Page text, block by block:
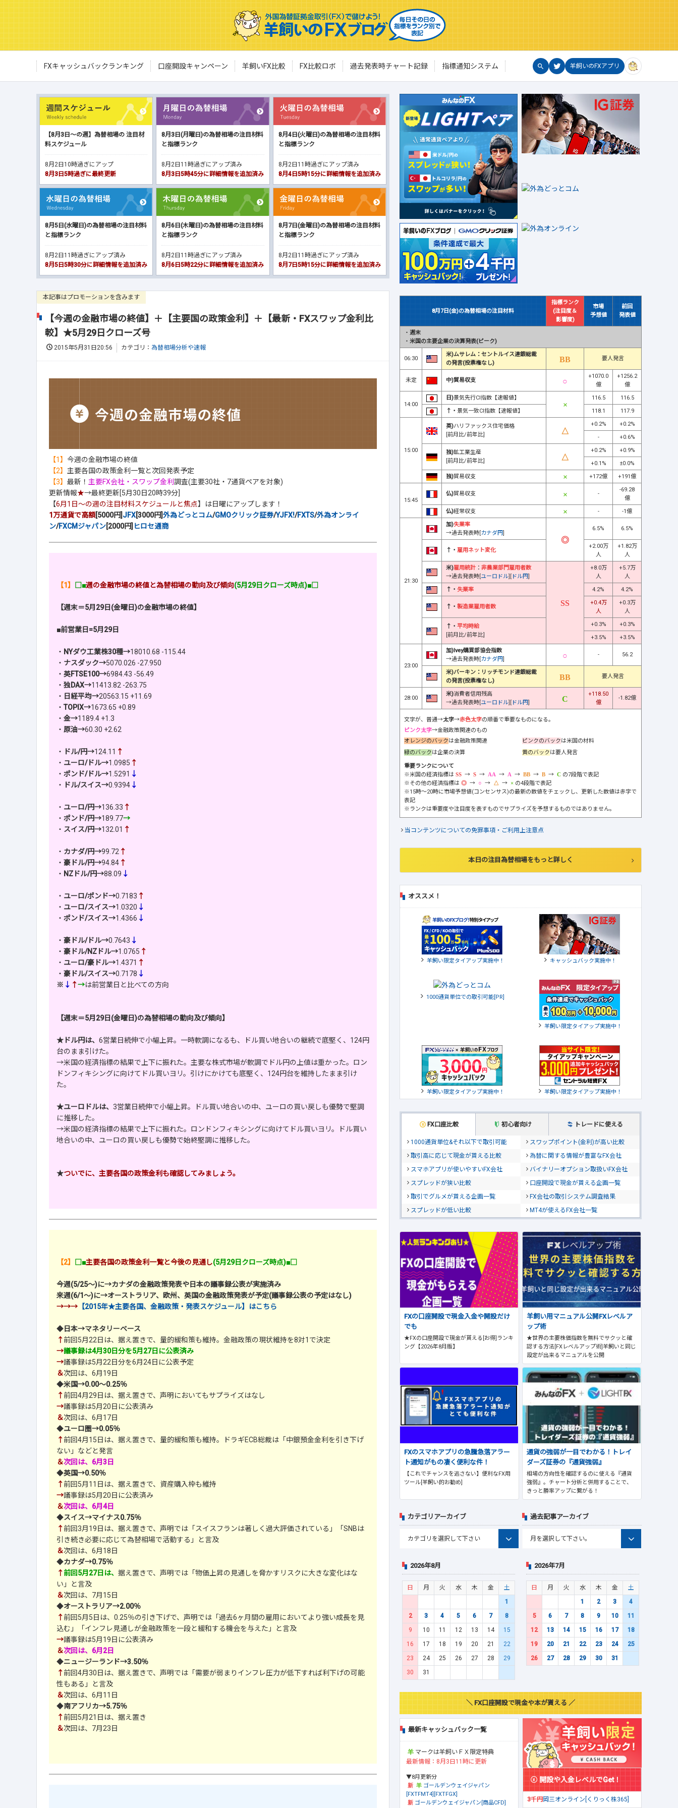
FXキャッシュバックランキング 口座開設キャンペーン 羊飼いFX比較 FX比較ロボ 過去発表時チャート記録 指標通知システム 羊飼いのFXアプリ
【8月3日～の週】為替相場の 注目材
料スケジュール
8月2日10時過ぎにアップ
8月3日5時過ぎに最終更新
8月3日(月曜日)の為替相場の注目材料
と指標ランク
8月2日11時過ぎにアップ済み
8月3日5時45分に詳細情報を追加済み
8月4日(火曜日)の為替相場の注目材料
と指標ランク
8月2日11時過ぎにアップ済み
8月4日5時15分に詳細情報を追加済み
8月5日(水曜日)の為替相場の注目材料
と指標ランク
8月2日11時過ぎにアップ済み
8月5日5時30分に詳細情報を追加済み
8月6日(木曜日)の為替相場の注目材料
と指標ランク
8月2日11時過ぎにアップ済み
8月6日5時22分に詳細情報を追加済み
8月7日(金曜日)の為替相場の注目材料
と指標ランク
8月2日11時過ぎにアップ済み
8月7日5時15分に詳細情報を追加済み
本記事はプロモーションを含みます
【今週の金融市場の終値】＋【主要国の政策金利】＋【最新・FXスワップ金利比
較】★5月29日クローズ号
2015年5月31日20:56 カテゴリ： 為替相場分析や速報
【1】 今週の金融市場の終値
【2】 主要各国の政策金利一覧と次回発表予定
【3】 最新！ 主要FX会社・スワップ金利 調査(主要30社・7通貨ペアを対象)
更新情報★→最終更新[5月30日20時39分]
【6月1日～の週の注目材料スケジュールと焦点】は日曜にアップします！
1万通貨で高額[5000円] JFX[3000円]外為どっとコム/GMOクリック証券/YJFX!/FXTS/外為オンライ
ン/FXCMジャパン[2000円] ヒロセ通商
【1】 □■週の金融市場の終値と為替相場の動向及び傾向(5月29日クローズ時点)■□
【週末＝5月29日(金曜日)の金融市場の終値】
■前営業日=5月29日
・ NYダウ工業株30種→18010.68 -115.44
・ ナスダック→5070.026 -27.950
・ 英FTSE100→6984.43 -56.49
・ 独DAX→11413.82 -263.75
・ 日経平均→20563.15 +11.69
・ TOPIX→1673.65 +0.89
・ 金→1189.4 +1.3
・ 原油→60.30 +2.62
・ ドル/円→124.11 ↑
・ ユーロ/ドル→1.0985 ↑
・ ポンド/ドル→1.5291 ↓
・
ドル/スイス→0.9394 ↓
・ ユーロ/円→136.33 ↑
・ ポンド/円→189.77→
・ スイス/円→132.01 ↑
・ カナダ/円→99.72 ↑
・ 豪ドル/円→94.84 ↑
・ NZドル/円→88.09 ↓
・ ユーロ/ポンド→0.7183 ↑
・ ユーロ/スイス→1.0320 ↓
・ ポンド/スイス→1.4366 ↓
・ 豪ドル/ドル→0.7643 ↓
・ 豪ドル/NZドル→1.0765 ↑
・ ユーロ/豪ドル→1.4371 ↑
・ 豪ドル/スイス→0.7178 ↓
※ ↓ ↑→は前営業日と比べての方向
【週末＝5月29日(金曜日)の為替相場の動向及び傾向】
★ドル円は、 6営業日続伸で小幅上昇。一時軟調になるも、ドル買い地合いの継続で底堅く、124円
台のまま引けた。
→米国の経済指標の結果で上下に振れた。主要な株式市場が軟調でドル円の上値は重かった。ロン
ドンフィキシングに向けてドル買いヨリ。引けにかけても底堅く、124円台を維持したまま引け
た。
★ユーロドルは、 3営業日続伸で小幅上昇。ドル買い地合いの中、ユーロの買い戻しも優勢で堅調
に推移した。
→米国の経済指標の結果で上下に振れた。ロンドンフィキシングに向けてドル買いヨリ。ドル買い
地合いの中、ユーロの買い戻しも優勢で始終堅調に推移した。
★ついでに、主要各国の政策金利も確認してみましょう。
【2】 □■主要各国の政策金利一覧と今後の見通し(5月29日クローズ時点)■□
今週(5/25～)に→カナダの金融政策発表や日本の議事録公表が実施済み
来週(6/1～)に→オーストラリア、欧州、英国の金融政策発表が予定(議事録公表の予定はなし)
→→→ 【2015年★主要各国、金融政策・発表スケジュール】はこちら
◆ 日本→マネタリーベース
↑前回5月22日は、据え置きで、量的緩和策も維持。金融政策の現状維持を8対1で決定
→議事録は4月30日分を5月27日に公表済み
→議事録は5月22日分を6月24日に公表予定
＆次回は、6月19日
◆米国→0.00～0.25％
↑前回4月29日は、据え置きで、声明においてもサプライズはなし
→議事録は5月20日に公表済み
＆次回は、6月17日
◆ユーロ圏→0.05％
↑前回4月15日は、据え置きで、量的緩和策も維持。ドラギECB総裁は「中銀預金金利を引き下げ
ない」などと発言
＆次回は、6月3日
◆英国→0.50％
↑前回5月11日は、据え置きで、資産購入枠も維持
→議事録は5月20日に公表済み
＆次回は、6月4日
◆スイス→マイナス0.75％
↑前回3月19日は、据え置きで、声明では「スイスフランは著しく過大評価されている」「SNBは
引き続き必要に応じて為替相場で活動する」と言及
＆次回は、6月18日
◆カナダ→0.75％
↑前回5月27日は、 据え置きで、声明では「物価上昇の見通しを脅かすリスクに大きな変化はな
い」と言及
＆次回は、7月15日
◆オーストラリア→2.00％
↑前回5月5日は、0.25％の引き下げで、声明では「過去6ヶ月間の雇用においてより強い成長を見
込む」「インフレ見通しが金融政策を一段と緩和する機会を与えた」と言及
→議事録は5月19日に公表済み
＆次回は、6月2日
◆ニュージーランド→3.50％
↑前回4月30日は、据え置きで、声明では「需要が弱まりインフレ圧力が低下すれば利下げの可能
性もある」と言及
＆次回は、6月11日
◆南アフリカ→5.75％
↑前回5月21日は、据え置き
＆次回は、7月23日
8月7日(金)の為替相場の注目材料
指標ランク
(注目度＆
影響度)
市場
予想値
前回
発表値
・ 週末
・ 米国の主要企業の決算発表(ピーク)
06:30
米)ムサレム：セントルイス連銀総裁
の発言(投票権なし)
要人発言
未定 中)貿易収支
+1070.0
億
+1256.2
億
14:00
日)景気先行CI指数【速報値】 116.5
116.5
↑・ 景気一致CI指数【速報値】 118.1 117.9
15:00
英)ハリファックス住宅価格
[前月比/前年比]
+0.2%
+0.2%
-
+0.6%
独)鉱工業生産
[前月比/前年比]
+0.2%
+0.9%
+0.1%
±0.0%
独)貿易収支 +172億 +191億
15:45
仏)貿易収支 -
-69.28
億
仏)経常収支 - -1億
21:30
加)失業率
→過去発表時[カナダ円]
6.5% 6.5%
↑・ 雇用ネット変化
+2.00万
人
+1.82万
人
米)雇用統計 ： 非農業部門雇用者数
→過去発表時[ユーロドル][ ドル円]
+8.0万
人
+5.7万
人
↑・ 失業率 4.2% 4.2%
↑・ 製造業雇用者数
+0.4万
人
+0.3万
人
↑・ 平均時給
[前月比/前年比]
+0.3%
+0.3%
+3.5%
+3.5%
23:00
加)Ivey購買部協会指数
→過去発表時[カナダ円]
- 56.2
米)バーキン：リッチモンド連銀総裁
の発言(投票権なし)
要人発言
28:00
米)消費者信用残高
→過去発表時[ユーロドル][ ドル円]
+118.50
億
-1.82億
文字が、普通→太字→赤色太字の順番で重要なものになる。
ピンク太字→金融政策関連のもの
オレンジのバックは金融政策関連 ピンクのバックは米国の材料
緑のバックは企業の決算 黄のバックは要人発言
重要ランクについて
※米国の経済指標は
→ → → → → →
の7段階で表記
※その他の経済指標は
→ → →
の4段階で表記
※15時～20時に市場予想値(コンセンサス)の最新の数値をチェックし、更新した数値は赤字で
表記
※ランクは重要度や注目度を表すものでサプライズを予想するものではありません。
当コンテンツについての免罪事項・ご利用上注意点
本日の注目為替相場をもっと詳しく
オススメ！
羊飼い限定タイアップ実施中！ キャッシュバック実施中！
1000通貨単位での取引可能[PR]
羊飼い限定タイアップ実施中！
羊飼い限定タイアップ実施中！ 羊飼い限定タイアップ実施中！
FX口座比較 初心者向け トレードに使える
1000通貨単位&それ以下で取引可能
スワップポイント(金利)が高い比較
取引高に応じて現金が貰える比較
為替に関する情報が豊富なFX会社
スマホアプリが使いやすいFX会社
バイナリーオプション取扱いFX会社
スプレッドが狭い比較
口座開設で現金が貰える企画一覧
取引でグルメが貰える企画一覧
FX会社の取引システム調査結果
スプレッドが低い比較
MT4が使えるFX会社一覧
FXの口座開設で現金入金や開設だけ
でも
★FXの口座開設で現金が貰える[お得]ランキ
ング【2026年8月版】
羊飼い用マニュアル公開FXレベルア
ップ術
★世界の主要株価指数を無料でサクッと確
認する方法[FXレベルアップ術]羊飼いと同じ
設定が出来るマニュアルを公開
FXのスマホアプリの急騰急落アラー
ト通知がもの凄く便利な件！
【これでチャンスを逃さない】便利なFX用
ツール[羊飼い的お勧め]
通貨の強弱が一目でわかる！トレイ
ダーズ証券の『通貨強弱』
相場の方向性を確認するのに使える『通貨
強弱』。チャート分析と併用することで、
きっと勝率アップに繋がる！
カテゴリアーカイブ 過去記事アーカイブ
2026年8月
日 月 火 水 木 金
土
1
2
3 4 5 6 7
8
9
10 11 12 13 14
15
16
17 18 19 20 21
22
23
24 25 26 27 28
29
30
31
2026年7月
日 月 火 水 木 金
土
1
2 3
4
5
6 7 8 9 10
11
12
13 14 15 16 17
18
19
20 21 22 23 24
25
26
27 28 29 30 31
＼ FX口座開設で現金や本が貰える ／
最新キャッシュバック一覧
マークは羊飼いＦＸ限定特典
最新情報：8月3日11時に更新
▼8月更新分
ゴールデンウェイジャパン
[FXTFMT4][FXTFGX]
ゴールデンウェイジャパン[商品CFD]
開設や入金レベルでGet！
3千円岡三オンライン[くりっく株365]